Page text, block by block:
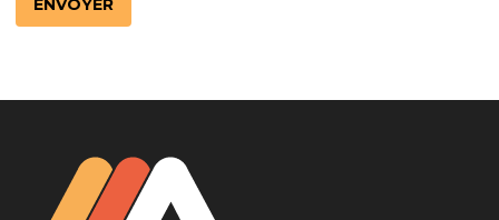
LotoMart
Бай Лото
escort barcelone
https://intimaties.net/es/category/woman-used-
used-panties-es/
eros houston
albanianescort